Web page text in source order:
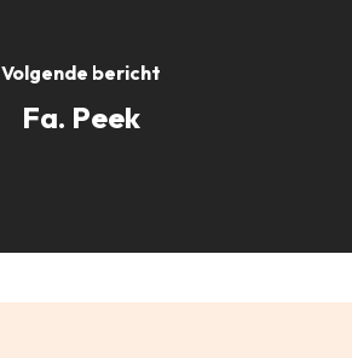
Volgende bericht
Fa. Peek